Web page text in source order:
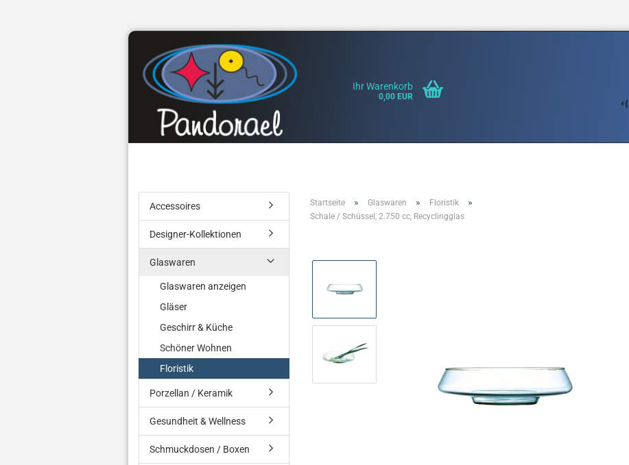
Passwort
Ihr Warenkorb
0,00 EUR
Startseite » Glaswaren » Floristik »
Schale / Schüssel, 2.750 cc, Recyclingglas
Accessoires
Designer-Kollektionen
Glaswaren
Glaswaren anzeigen
Gläser
Geschirr & Küche
Schöner Wohnen
Floristik
Porzellan / Keramik
Gesundheit & Wellness
Schmuckdosen / Boxen